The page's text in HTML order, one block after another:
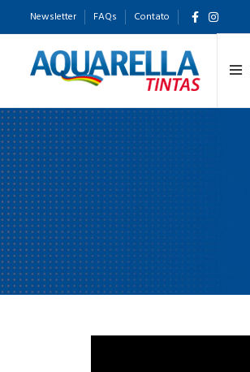
Newsletter FAQs Contato